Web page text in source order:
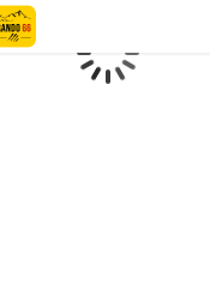
Geotrek-randoLoading